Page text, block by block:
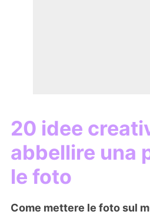
20 idee
abbellire una
le foto
Come mettere le foto sul